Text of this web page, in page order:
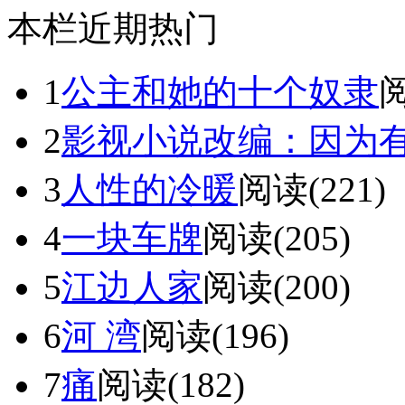
本栏近期热门
1公主和她的十个奴隶
2影视小说改编：因为
3 人性的冷暖阅读(221)
4一块车牌阅读(205)
5江边人家阅读(200)
6河 湾阅读(196)
7痛阅读(182)